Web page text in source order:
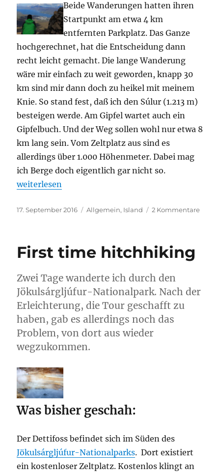
Beide Wanderungen hatten ihren
Startpunkt am etwa 4 km
entfernten Parkplatz. Das Ganze
hochgerechnet, hat die Entscheidung dann
recht leicht gemacht. Die lange Wanderung
wäre mir einfach zu weit geworden, knapp 30
km sind mir dann doch zu heikel mit meinem
Knie. So stand fest, daß ich den Súlur (1.213 m)
besteigen werde. Am Gipfel wartet auch ein
Gipfelbuch. Und der Weg sollen wohl nur etwa 8
km lang sein. Vom Zeltplatz aus sind es
allerdings über 1.000 Höhenmeter. Dabei mag
ich Berge doch eigentlich gar nicht so.
„Die Besteigung des Súlur“
weiterlesen
Veröffentlicht
17. September 2016 Kategorien
Allgemein, Island 2 Kommentarezu
First time hitchhiking
Zwei Tage wanderte ich durch den
Jökulsárgljúfur-Nationalpark. Nach der
Erleichterung, die Tour geschafft zu
haben, gab es allerdings noch das
Problem, von dort aus wieder
wegzukommen.
Was bisher geschah:
Der Dettifoss befindet sich im Süden des
Jökulsárgljúfur-Nationalparks. Dort existiert
ein kostenloser Zeltplatz. Kostenlos klingt an